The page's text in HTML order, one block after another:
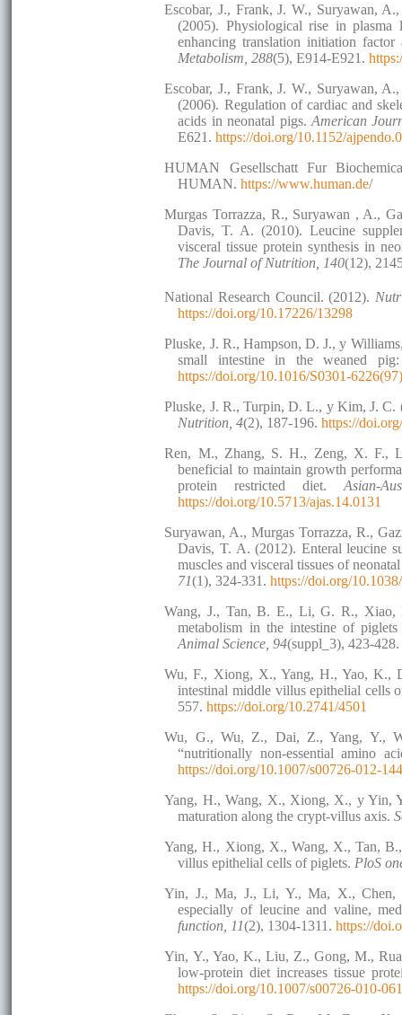
Escobar, J., Frank, J. W., Suryawan,
(2005). Physiological rise in plasma
enhancing translation initiation
Metabolism, 288(5), E914-E921.
Escobar, J., Frank, J. W., Suryawan,
(2006). Regulation of cardiac and
acids in neonatal pigs. American
E621.https://doi.org/10.1152/
HUMAN Gesellschatt Fur
HUMAN.https://www.human.de/
Murgas Torrazza, R., Suryawan , A.,
Davis, T. A. (2010). Leucine
visceral tissue protein synthesis in
The Journal of Nutrition, 140(12),
National Research Council. (2012).
https://doi.org/10.17226/13298
Pluske, J. R., Hampson, D. J., y
small intestine in the weaned
https://doi.org/10.1016/S0301-
Pluske, J. R., Turpin, D. L., y Kim, J. C.
Nutrition, 4(2), 187-196.https://
Ren, M., Zhang, S. H., Zeng, X. F.,
beneficial to maintain growth
protein restricted diet. Asian-
https://doi.org/10.5713/ajas.14.0131
Suryawan, A., Murgas Torrazza, R.,
Davis, T. A. (2012). Enteral leucine
muscles and visceral tissues of
71(1), 324-331.https://doi.org/
Wang, J., Tan, B. E., Li, G. R.,
metabolism in the intestine of
Animal Science, 94(suppl_3), 423-
Wu, F., Xiong, X., Yang, H., Yao, K.,
intestinal middle villus epithelial cells
557.https://doi.org/10.2741/4501
Wu, G., Wu, Z., Dai, Z., Yang, Y.,
“nutritionally non-essential amino
https://doi.org/10.1007/s00726-012-
Yang, H., Wang, X., Xiong, X., y Yin,
maturation along the crypt-villus axis.
Yang, H., Xiong, X., Wang, X., Tan,
villus epithelial cells of piglets. PloS
Yin, J., Ma, J., Li, Y., Ma, X., Chen,
especially of leucine and valine,
function, 11(2), 1304-1311.https://
Yin, Y., Yao, K., Liu, Z., Gong, M.,
low-protein diet increases tissue
https://doi.org/10.1007/s00726-010-